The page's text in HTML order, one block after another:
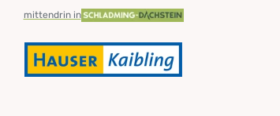
mittendrin in